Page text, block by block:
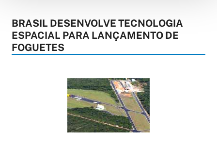
BRASIL DESENVOLVE TECNOLOGIA
ESPACIAL PARA LANÇAMENTO DE
FOGUETES